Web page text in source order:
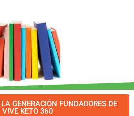
GENERACIÓN FUNDADORES DE
VIVE KETO 360